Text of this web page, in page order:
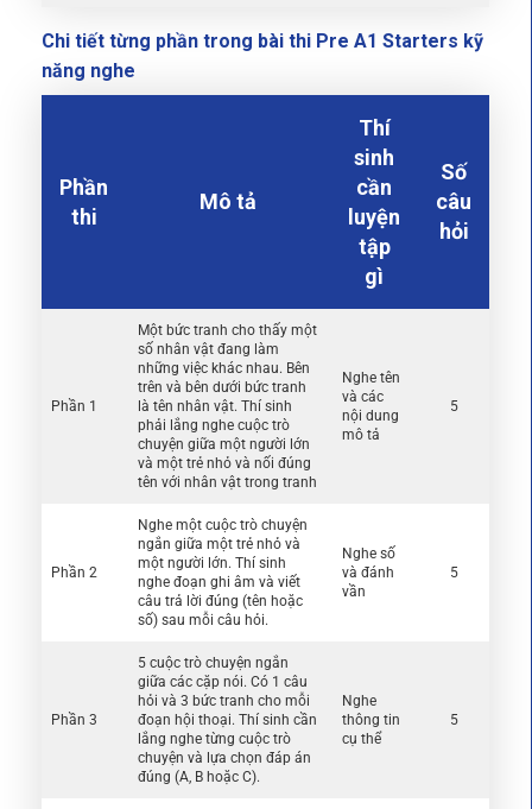
Chi tiết từng phần trong bài thi Pre A1 Starters kỹ
năng nghe
Phần
thi
Mô tả
Thí
sinh
cần
luyện
tập
gì
Số
câu
hỏi
Phần 1
Một bức tranh cho thấy một
số nhân vật đang làm
những việc khác nhau. Bên
trên và bên dưới bức tranh
là tên nhân vật. Thí sinh
phải lắng nghe cuộc trò
chuyện giữa một người lớn
và một trẻ nhỏ và nối đúng
tên với nhân vật trong tranh
Nghe tên
và các
nội dung
mô tả
5
Phần 2
Nghe một cuộc trò chuyện
ngắn giữa một trẻ nhỏ và
một người lớn. Thí sinh
nghe đoạn ghi âm và viết
câu trả lời đúng (tên hoặc
số) sau mỗi câu hỏi.
Nghe số
và đánh
vần
5
Phần 3
5 cuộc trò chuyện ngắn
giữa các cặp nói. Có 1 câu
hỏi và 3 bức tranh cho mỗi
đoạn hội thoại. Thí sinh cần
lắng nghe từng cuộc trò
chuyện và lựa chọn đáp án
đúng (A, B hoặc C).
Nghe
thông tin
cụ thể
5